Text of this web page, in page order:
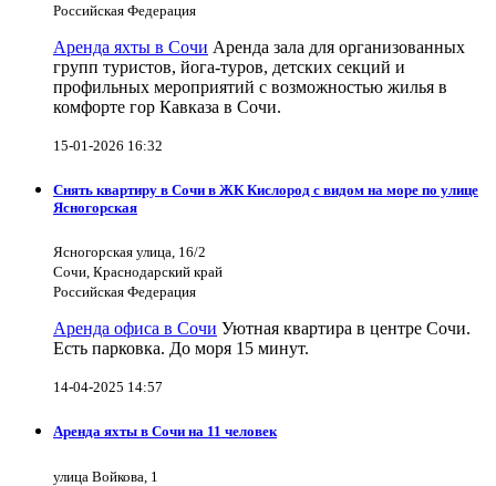
Российская Федерация
Аренда яхты в Сочи Аренда зала для организованных
групп туристов, йога-туров, детских секций и
профильных мероприятий с возможностью жилья в
комфорте гор Кавказа в Сочи.
15-01-2026 16:32
Снять квартиру в Сочи в ЖК Кислород с видом на море по улице
Ясногорская
Ясногорская улица, 16/2
Сочи, Краснодарский край
Российская Федерация
Аренда офиса в Сочи Уютная квартира в центре Сочи.
Есть парковка. До моря 15 минут.
14-04-2025 14:57
Аренда яхты в Сочи на 11 человек
улица Войкова, 1